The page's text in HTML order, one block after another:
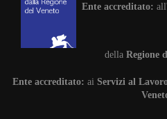
Ente accreditato: all'
della Regione
Ente accreditato: ai Servizi al